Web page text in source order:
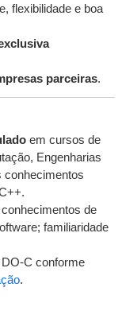
flexibilidade e boa
parceiras.
em cursos de
Engenharias
conhecimentos
de
familiaridade
C conforme
.